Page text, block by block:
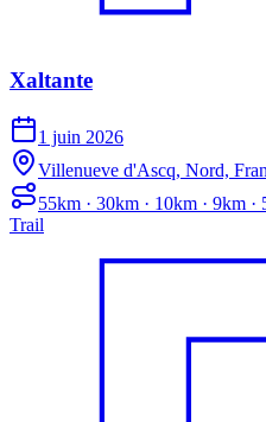
Xaltante
1 juin 2026
Villenueve d'Ascq, Nord,
55km · 30km · 10km · 9km ·
Trail